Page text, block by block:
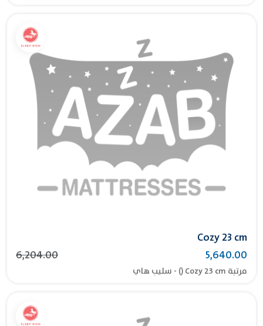
Cozy 23 cm
5,640.00
6,204.00
مرتبة Cozy 23 cm () - سليب هاي